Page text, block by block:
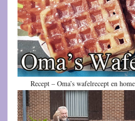
Recept – Oma’s wafelrecept en